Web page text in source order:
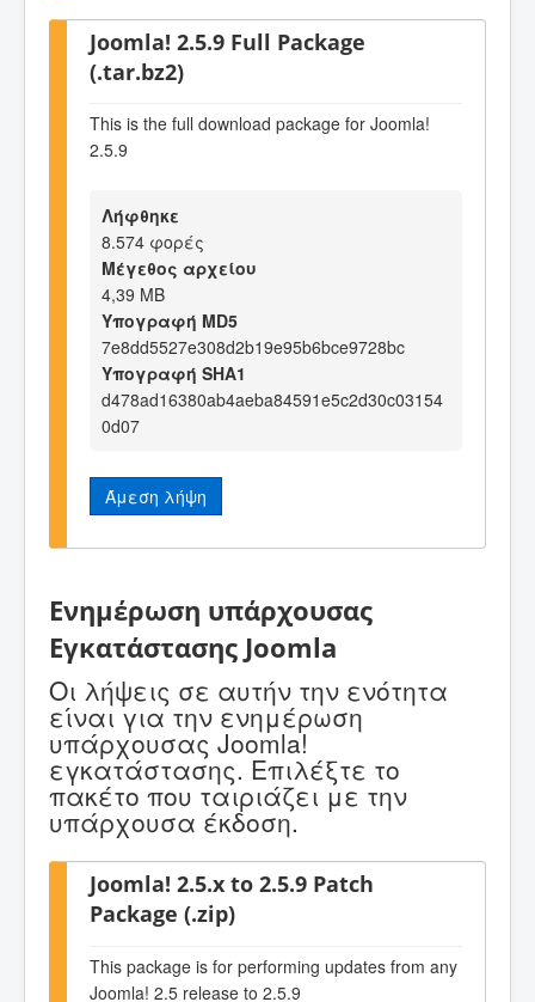
Joomla! 2.5.9 Full Package
(.tar.bz2)
This is the full download package for Joomla!
2.5.9
Λήφθηκε
8.574 φορές
Μέγεθος αρχείου
4,39 MB
Υπογραφή MD5
7e8dd5527e308d2b19e95b6bce9728bc
Υπογραφή SHA1
d478ad16380ab4aeba84591e5c2d30c03154
0d07
Άμεση λήψη
Ενημέρωση υπάρχουσας
Εγκατάστασης Joomla
Οι λήψεις σε αυτήν την ενότητα
είναι για την ενημέρωση
υπάρχουσας Joomla!
εγκατάστασης. Επιλέξτε το
πακέτο που ταιριάζει με την
υπάρχουσα έκδοση.
Joomla! 2.5.x to 2.5.9 Patch
Package (.zip)
This package is for performing updates from any
Joomla! 2.5 release to 2.5.9